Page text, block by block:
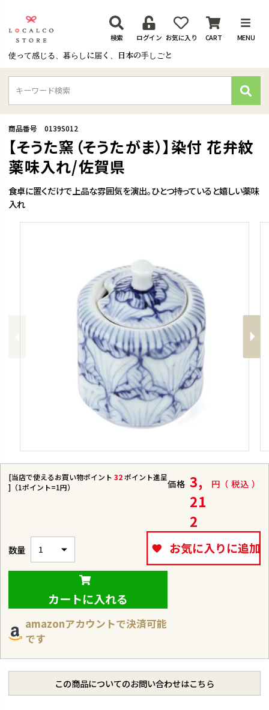
使って感じる、暮らしに届く、日本の手しごと
検索 ログイン お気に入り CART MENU
検
索
Previous
食卓に置くだけで上品な雰囲気を演出。ひとつ持っていると嬉しい薬味
入れ
【そうた窯（そうたがま）】染付 花弁紋
薬味入れ/佐賀県
商品番号 0139S012
[当店で使えるお買い物ポイント 32ポイント進呈
]（1ポイント=1円）
価格 3,
21
2
税込
お気に入りに追加
カートに入れる
amazonアカウントで決済可能
です
この商品についてのお問い合わせはこちら